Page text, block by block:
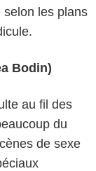
selon les plans
Bodin)
au fil des
du
de sexe